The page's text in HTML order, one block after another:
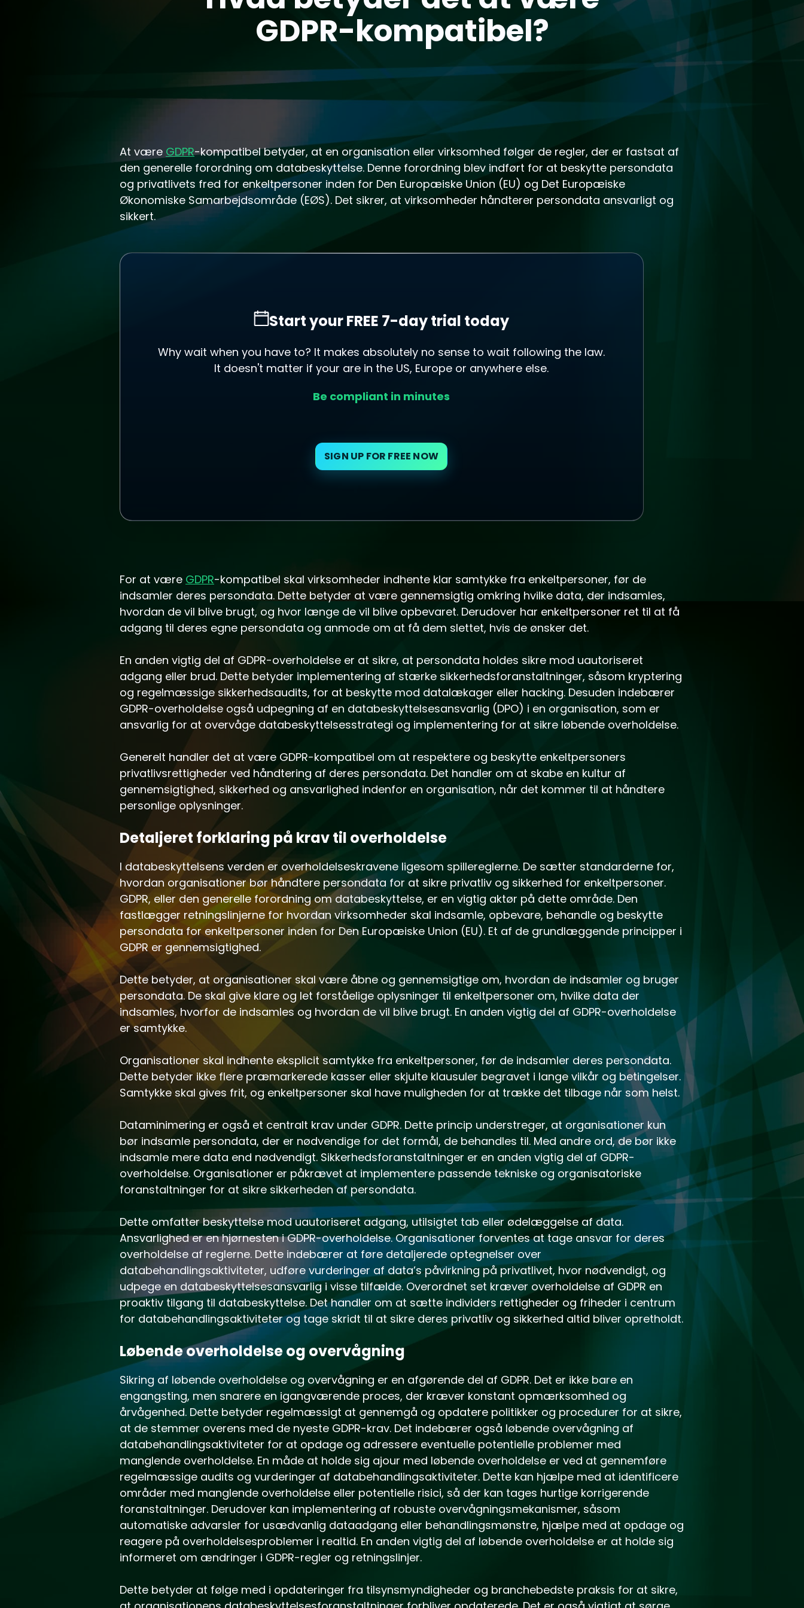
GDPR-kompatibel?
At være GDPR-kompatibel betyder, at en organisation eller virksomhed følger de regler, der er fastsat af
den generelle forordning om databeskyttelse. Denne forordning blev indført for at beskytte persondata
og privatlivets fred for enkeltpersoner inden for Den Europæiske Union (EU) og Det Europæiske
Økonomiske Samarbejdsområde (EØS). Det sikrer, at virksomheder håndterer persondata ansvarligt og
sikkert.
Start your FREE 7-day trial today
Why wait when you have to? It makes absolutely no sense to wait following the law.
It doesn't matter if your are in the US, Europe or anywhere else.
Be compliant in minutes
SIGN UP FOR FREE NOW
For at være GDPR-kompatibel skal virksomheder indhente klar samtykke fra enkeltpersoner, før de
indsamler deres persondata. Dette betyder at være gennemsigtig omkring hvilke data, der indsamles,
hvordan de vil blive brugt, og hvor længe de vil blive opbevaret. Derudover har enkeltpersoner ret til at få
adgang til deres egne persondata og anmode om at få dem slettet, hvis de ønsker det.
En anden vigtig del af GDPR-overholdelse er at sikre, at persondata holdes sikre mod uautoriseret
adgang eller brud. Dette betyder implementering af stærke sikkerhedsforanstaltninger, såsom kryptering
og regelmæssige sikkerhedsaudits, for at beskytte mod datalækager eller hacking. Desuden indebærer
GDPR-overholdelse også udpegning af en databeskyttelsesansvarlig (DPO) i en organisation, som er
ansvarlig for at overvåge databeskyttelsesstrategi og implementering for at sikre løbende overholdelse.
Generelt handler det at være GDPR-kompatibel om at respektere og beskytte enkeltpersoners
privatlivsrettigheder ved håndtering af deres persondata. Det handler om at skabe en kultur af
gennemsigtighed, sikkerhed og ansvarlighed indenfor en organisation, når det kommer til at håndtere
personlige oplysninger.
Detaljeret forklaring på krav til overholdelse
I databeskyttelsens verden er overholdelseskravene ligesom spillereglerne. De sætter standarderne for,
hvordan organisationer bør håndtere persondata for at sikre privatliv og sikkerhed for enkeltpersoner.
GDPR, eller den generelle forordning om databeskyttelse, er en vigtig aktør på dette område. Den
fastlægger retningslinjerne for hvordan virksomheder skal indsamle, opbevare, behandle og beskytte
persondata for enkeltpersoner inden for Den Europæiske Union (EU). Et af de grundlæggende principper i
GDPR er gennemsigtighed.
Dette betyder, at organisationer skal være åbne og gennemsigtige om, hvordan de indsamler og bruger
persondata. De skal give klare og let forståelige oplysninger til enkeltpersoner om, hvilke data der
indsamles, hvorfor de indsamles og hvordan de vil blive brugt. En anden vigtig del af GDPR-overholdelse
er samtykke.
Organisationer skal indhente eksplicit samtykke fra enkeltpersoner, før de indsamler deres persondata.
Dette betyder ikke flere præmarkerede kasser eller skjulte klausuler begravet i lange vilkår og betingelser.
Samtykke skal gives frit, og enkeltpersoner skal have muligheden for at trække det tilbage når som helst.
Dataminimering er også et centralt krav under GDPR. Dette princip understreger, at organisationer kun
bør indsamle persondata, der er nødvendige for det formål, de behandles til. Med andre ord, de bør ikke
indsamle mere data end nødvendigt. Sikkerhedsforanstaltninger er en anden vigtig del af GDPR-
overholdelse. Organisationer er påkrævet at implementere passende tekniske og organisatoriske
foranstaltninger for at sikre sikkerheden af persondata.
Dette omfatter beskyttelse mod uautoriseret adgang, utilsigtet tab eller ødelæggelse af data.
Ansvarlighed er en hjørnesten i GDPR-overholdelse. Organisationer forventes at tage ansvar for deres
overholdelse af reglerne. Dette indebærer at føre detaljerede optegnelser over
databehandlingsaktiviteter, udføre vurderinger af data’s påvirkning på privatlivet, hvor nødvendigt, og
udpege en databeskyttelsesansvarlig i visse tilfælde. Overordnet set kræver overholdelse af GDPR en
proaktiv tilgang til databeskyttelse. Det handler om at sætte individers rettigheder og friheder i centrum
for databehandlingsaktiviteter og tage skridt til at sikre deres privatliv og sikkerhed altid bliver opretholdt.
Løbende overholdelse og overvågning
Sikring af løbende overholdelse og overvågning er en afgørende del af GDPR. Det er ikke bare en
engangsting, men snarere en igangværende proces, der kræver konstant opmærksomhed og
årvågenhed. Dette betyder regelmæssigt at gennemgå og opdatere politikker og procedurer for at sikre,
at de stemmer overens med de nyeste GDPR-krav. Det indebærer også løbende overvågning af
databehandlingsaktiviteter for at opdage og adressere eventuelle potentielle problemer med
manglende overholdelse. En måde at holde sig ajour med løbende overholdelse er ved at gennemføre
regelmæssige audits og vurderinger af databehandlingsaktiviteter. Dette kan hjælpe med at identificere
områder med manglende overholdelse eller potentielle risici, så der kan tages hurtige korrigerende
foranstaltninger. Derudover kan implementering af robuste overvågningsmekanismer, såsom
automatiske advarsler for usædvanlig dataadgang eller behandlingsmønstre, hjælpe med at opdage og
reagere på overholdelsesproblemer i realtid. En anden vigtig del af løbende overholdelse er at holde sig
informeret om ændringer i GDPR-regler og retningslinjer.
Dette betyder at følge med i opdateringer fra tilsynsmyndigheder og branchebedste praksis for at sikre,